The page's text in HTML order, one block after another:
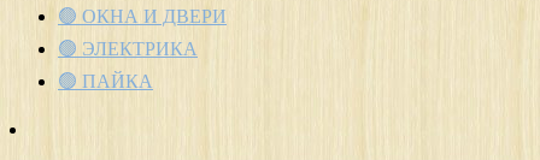
🟢 ОКНА И ДВЕРИ
🟢 ЭЛЕКТРИКА
🟢 ПАЙКА